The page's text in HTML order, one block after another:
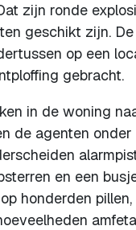
zijn ronde
geschikt zijn.
op een
gebracht.
in de woning
de agenten
en een
honderden